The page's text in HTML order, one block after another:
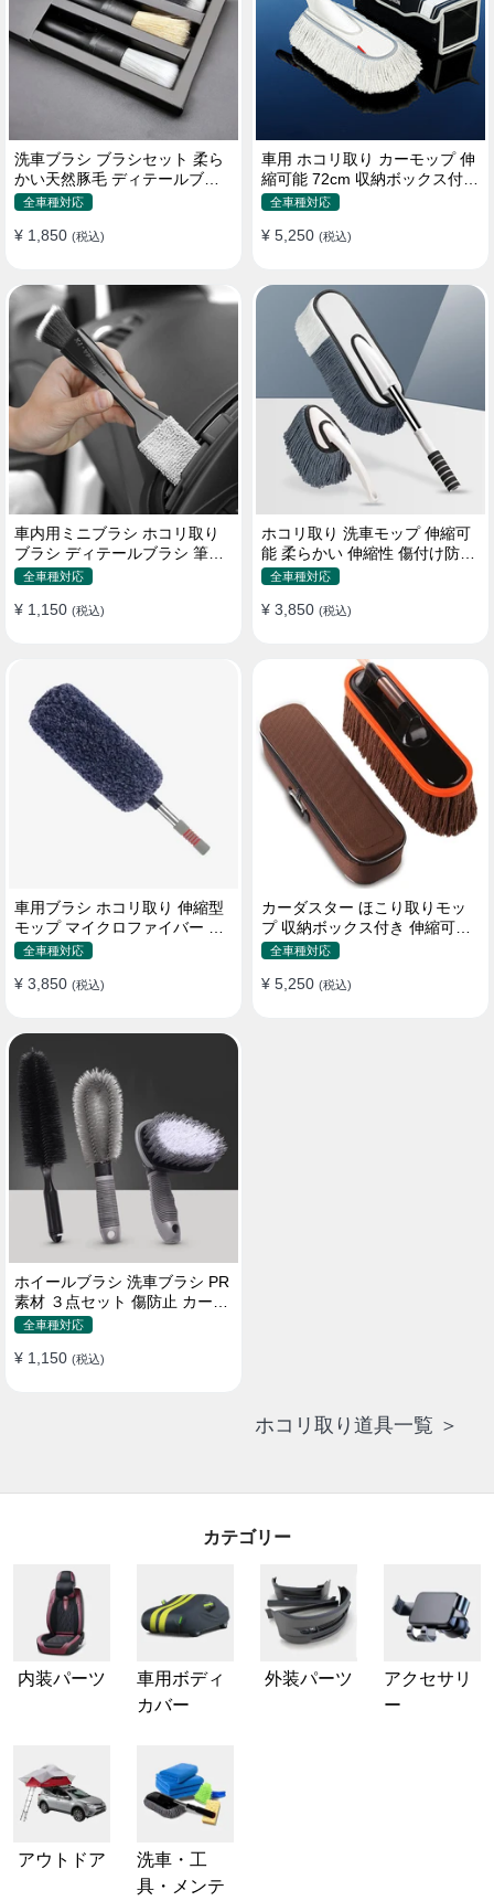
洗車ブラシ ブラシセット 柔ら
かい天然豚毛 ディテールブラ
シ 隙間ブラシ 筆タイプ
全車種対応
¥ 1,850 (税込)
車用 ホコリ取り カーモップ 伸
縮可能 72cm 収納ボックス付き
軽量・コンパクト
全車種対応
¥ 5,250 (税込)
車内用ミニブラシ ホコリ取り
ブラシ ディテールブラシ 筆タ
イプ 車 エアコン吹き出し口
全車種対応
¥ 1,150 (税込)
ホコリ取り 洗車モップ 伸縮可
能 柔らかい 伸縮性 傷付け防止
軽量・コンパクト
全車種対応
¥ 3,850 (税込)
車用ブラシ ホコリ取り 伸縮型
モップ マイクロファイバー 洗
車道具 軽量・コンパクト
全車種対応
¥ 3,850 (税込)
カーダスター ほこり取りモッ
プ 収納ボックス付き 伸縮可能
ワックスブラシ 洗車ブラシ
全車種対応
¥ 5,250 (税込)
ホイールブラシ 洗車ブラシ PR
素材 ３点セット 傷防止 カーウ
ォッシュ プロ仕様
全車種対応
¥ 1,150 (税込)
ホコリ取り道具一覧 ＞
カテゴリー
内装パーツ
車用ボディ
カバー
外装パーツ
アクセサリ
ー
アウトドア
洗車・工
具・メンテ